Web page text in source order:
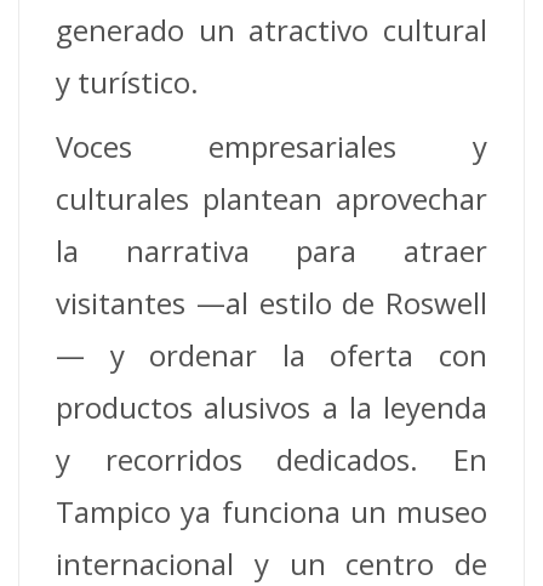
generado un atractivo cultural
y turístico.
Voces empresariales y
culturales plantean aprovechar
la narrativa para atraer
visitantes —al estilo de Roswell
— y ordenar la oferta con
productos alusivos a la leyenda
y recorridos dedicados. En
Tampico ya funciona un museo
internacional y un centro de